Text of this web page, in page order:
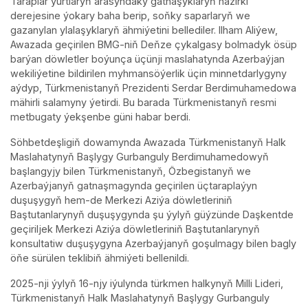
derejesine ýokary baha berip, soňky saparlaryň we
gazanylan ylalaşyklaryň ähmiýetini bellediler. Ilham Aliýew,
Awazada geçirilen BMG-niň Deňze çykalgasy bolmadyk ösüp
barýan döwletler boýunça üçünji maslahatynda Azerbaýjan
wekiliýetine bildirilen myhmansöýerlik üçin minnetdarlygyny
aýdyp, Türkmenistanyň Prezidenti Serdar Berdimuhamedowa
mähirli salamyny ýetirdi. Bu barada Türkmenistanyň resmi
metbugaty ýekşenbe güni habar berdi.
Söhbetdeşligiň dowamynda Awazada Türkmenistanyň Halk
Maslahatynyň Başlygy Gurbanguly Berdimuhamedowyň
başlangyjy bilen Türkmenistanyň, Özbegistanyň we
Azerbaýjanyň gatnaşmagynda geçirilen üçtaraplaýyn
duşuşygyň hem-de Merkezi Aziýa döwletleriniň
Baştutanlarynyň duşuşygynda şu ýylyň güýzünde Daşkentde
geçiriljek Merkezi Aziýa döwletleriniň Baştutanlarynyň
konsultatiw duşuşygyna Azerbaýjanyň goşulmagy bilen bagly
öňe sürülen teklibiň ähmiýeti bellenildi.
2025-nji ýylyň 16-njy iýulynda türkmen halkynyň Milli Lideri,
Türkmenistanyň Halk Maslahatynyň Başlygy Gurbanguly